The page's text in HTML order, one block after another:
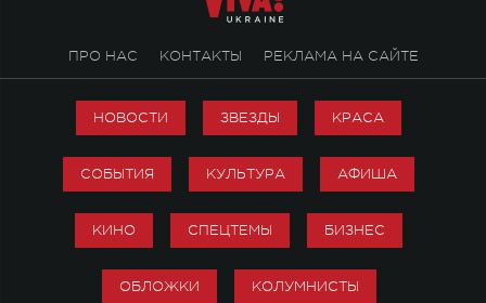
ПРО НАС КОНТАКТЫ РЕКЛАМА НА САЙТЕ
НОВОСТИ ЗВЕЗДЫ КРАСА
СОБЫТИЯ КУЛЬТУРА АФИША
КИНО СПЕЦТЕМЫ БИЗНЕС
ОБЛОЖКИ КОЛУМНИСТЫ